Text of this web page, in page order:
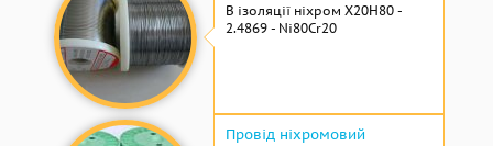
В ізоляції ніхром Х20Н80 -
2.4869 - Ni80Cr20
Провід ніхромовий